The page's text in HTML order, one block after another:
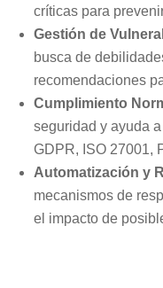
críticas para
Gestión de
busca de
recomendaciones
Cumplimiento
seguridad y ayuda
GDPR, ISO 27001,
Automatización y
mecanismos de
el impacto de